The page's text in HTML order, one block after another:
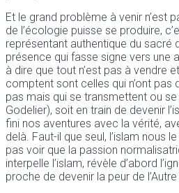
Et le grand problème à venir n’est
de l’écologie puisse se produire,
représentant authentique du sacré
présence qui fasse signe vers une
à dire que tout n’est pas à vendre
comptent sont celles qui n’ont pas
pas mais qui se transmettent ou
Godelier), soit en train de devenir
fini nos aventures avec la vérité,
delà. Faut-il que seul, l’islam nous
pas voir que la passion
interpelle l’islam, révèle d’abord
proche de devenir la peur de